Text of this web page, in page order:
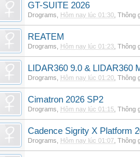
GT-SUITE 2026
Drograms Hôm nay lúc 01:30 Thông
REATEM
Drograms Hôm nay lúc 01:23 Thông
LIDAR360 9.0 & LIDAR360
Drograms Hôm nay lúc 01:20 Thông
Cimatron 2026 SP2
Drograms Hôm nay lúc 01:15 Thông
Cadence Sigrity X Platform
Drograms Hôm nay lúc 01:07 Thông